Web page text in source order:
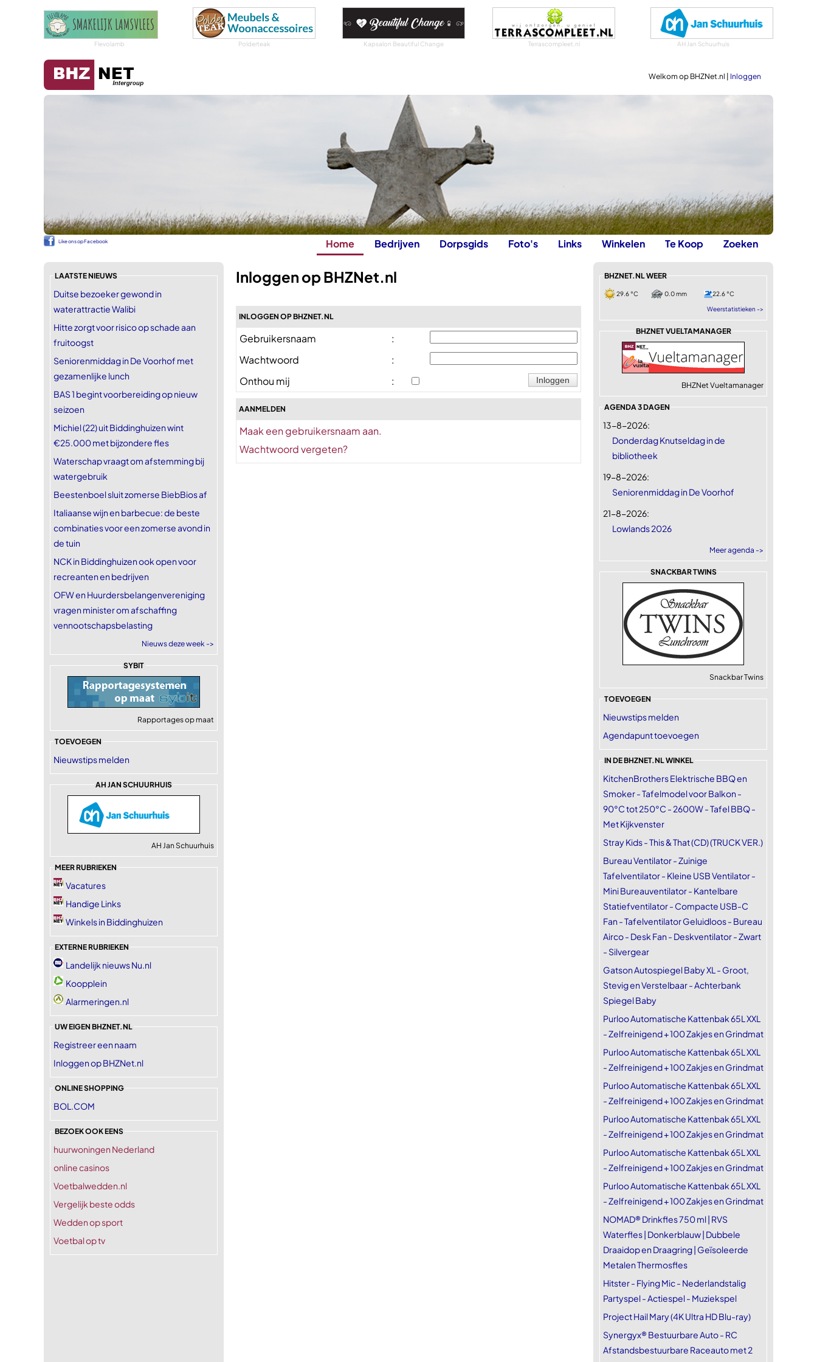
Flevolamb Polderteak Kapsalon Beautiful Change Terrascompleet.nl AH Jan Schuurhuis
Welkom op BHZNet.nl | Inloggen
Like ons op Facebook Home Bedrijven Dorpsgids Foto's Links Winkelen Te Koop Zoeken
LAATSTE NIEUWS
Duitse bezoeker gewond in
waterattractie Walibi
Hitte zorgt voor risico op schade aan
fruitoogst
Seniorenmiddag in De Voorhof met
gezamenlijke lunch
BAS 1 begint voorbereiding op nieuw
seizoen
Michiel (22) uit Biddinghuizen wint
€25.000 met bijzondere fles
Waterschap vraagt om afstemming bij
watergebruik
Beestenboel sluit zomerse BiebBios af
Italiaanse wijn en barbecue: de beste
combinaties voor een zomerse avond in
de tuin
NCK in Biddinghuizen ook open voor
recreanten en bedrijven
OFW en Huurdersbelangenvereniging
vragen minister om afschaffing
vennootschapsbelasting
Nieuws deze week ->
SYBIT
Rapportages op maat
TOEVOEGEN
Nieuwstips melden
AH JAN SCHUURHUIS
AH Jan Schuurhuis
MEER RUBRIEKEN
Vacatures
Handige Links
Winkels in Biddinghuizen
EXTERNE RUBRIEKEN
Landelijk nieuws Nu.nl
Koopplein
Alarmeringen.nl
UW EIGEN BHZNET.NL
Registreer een naam
Inloggen op BHZNet.nl
ONLINE SHOPPING
BOL.COM
BEZOEK OOK EENS
huurwoningen Nederland
online casinos
Voetbalwedden.nl
Vergelijk beste odds
Wedden op sport
Voetbal op tv
Inloggen op BHZNet.nl
INLOGGEN OP BHZNET.NL
Gebruikersnaam
:
Wachtwoord
:
Onthou mij
:
AANMELDEN
Maak een gebruikersnaam aan.
Wachtwoord vergeten?
BHZNET.NL WEER
29.6 °C 0.0 mm 22.6 °C
Weerstatistieken ->
BHZNET VUELTAMANAGER
BHZNet Vueltamanager
AGENDA 3 DAGEN
13-8-2026:
Donderdag Knutseldag in de
bibliotheek
19-8-2026:
Seniorenmiddag in De Voorhof
21-8-2026:
Lowlands 2026
Meer agenda ->
SNACKBAR TWINS
Snackbar Twins
TOEVOEGEN
Nieuwstips melden
Agendapunt toevoegen
IN DE BHZNET.NL WINKEL
KitchenBrothers Elektrische BBQ en
Smoker - Tafelmodel voor Balkon -
90°C tot 250°C - 2600W - Tafel BBQ -
Met Kijkvenster
Stray Kids - This & That (CD) (TRUCK VER.)
Bureau Ventilator - Zuinige
Tafelventilator - Kleine USB Ventilator -
Mini Bureauventilator - Kantelbare
Statiefventilator - Compacte USB-C
Fan - Tafelventilator Geluidloos - Bureau
Airco - Desk Fan - Deskventilator - Zwart
- Silvergear
Gatson Autospiegel Baby XL - Groot,
Stevig en Verstelbaar - Achterbank
Spiegel Baby
Purloo Automatische Kattenbak 65L XXL
- Zelfreinigend + 100 Zakjes en Grindmat
Purloo Automatische Kattenbak 65L XXL
- Zelfreinigend + 100 Zakjes en Grindmat
Purloo Automatische Kattenbak 65L XXL
- Zelfreinigend + 100 Zakjes en Grindmat
Purloo Automatische Kattenbak 65L XXL
- Zelfreinigend + 100 Zakjes en Grindmat
Purloo Automatische Kattenbak 65L XXL
- Zelfreinigend + 100 Zakjes en Grindmat
Purloo Automatische Kattenbak 65L XXL
- Zelfreinigend + 100 Zakjes en Grindmat
NOMAD® Drinkfles 750 ml | RVS
Waterfles | Donkerblauw | Dubbele
Draaidop en Draagring | Geïsoleerde
Metalen Thermosfles
Hitster - Flying Mic - Nederlandstalig
Partyspel - Actiespel - Muziekspel
Project Hail Mary (4K Ultra HD Blu-ray)
Synergyx® Bestuurbare Auto - RC
Afstandsbestuurbare Raceauto met 2